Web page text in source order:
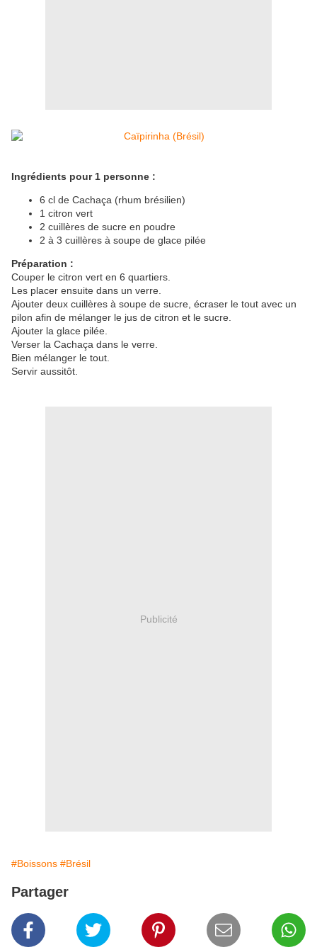
Ingrédients pour 1 personne :
6 cl de Cachaça (rhum brésilien)
1 citron vert
2 cuillères de sucre en poudre
2 à 3 cuillères à soupe de glace pilée
Préparation :
Couper le citron vert en 6 quartiers.
Les placer ensuite dans un verre.
Ajouter deux cuillères à soupe de sucre, écraser le tout avec un
pilon afin de mélanger le jus de citron et le sucre.
Ajouter la glace pilée.
Verser la Cachaça dans le verre.
Bien mélanger le tout.
Servir aussitôt.
Publicité
#Boissons #Brésil
Partager